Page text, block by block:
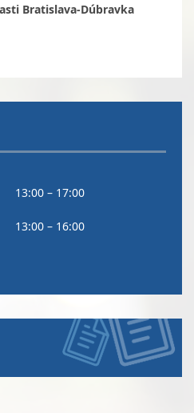
Bratislava-Dúbravka
13:00 – 17:00
13:00 – 16:00